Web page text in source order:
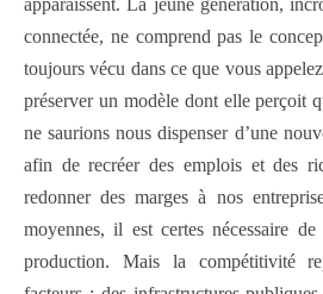
connectée, ne comprend pas le
toujours vécu dans ce que vous
préserver un modèle dont elle perçoit
ne saurions nous dispenser d’une
afin de recréer des emplois et des
redonner des marges à nos
moyennes, il est certes nécessaire
production. Mais la compétitivité